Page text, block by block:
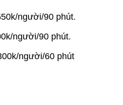
người/90 phút.
người/90 phút.
người/60 phút